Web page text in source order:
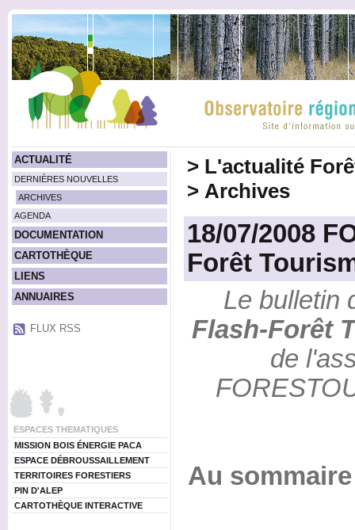
ACTUALITÉ
DERNIÈRES NOUVELLES
ARCHIVES
AGENDA
DOCUMENTATION
CARTOTHÈQUE
LIENS
ANNUAIRES
FLUX RSS
ESPACES THEMATIQUES
MISSION BOIS ÉNERGIE PACA
ESPACE DÉBROUSSAILLEMENT
TERRITOIRES FORESTIERS
PIN D'ALEP
CARTOTHÈQUE INTERACTIVE
> L'actualité
> Archives
18/07/2008
Forêt
Le bulletin
Flash-Forêt
de
Au